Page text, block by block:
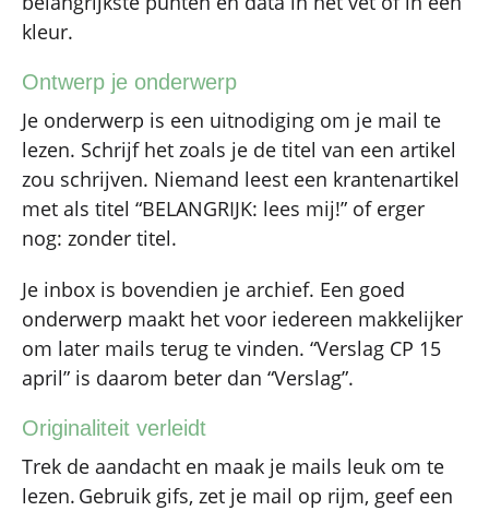
kleur.
Ontwerp je onderwerp
Je onderwerp is een uitnodiging om je mail te
lezen. Schrijf het zoals je de titel van een artikel
zou schrijven. Niemand leest een krantenartikel
met als titel “BELANGRIJK: lees mij!” of erger
nog: zonder titel.
Je inbox is bovendien je archief. Een goed
onderwerp maakt het voor iedereen makkelijker
om later mails terug te vinden. “Verslag CP 15
april” is daarom beter dan “Verslag”.
Originaliteit verleidt
Trek de aandacht en maak je mails leuk om te
lezen. Gebruik gifs, zet je mail op rijm, geef een